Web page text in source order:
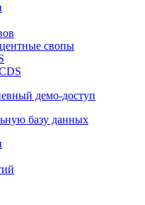
свопы
демо-доступ
базу данных